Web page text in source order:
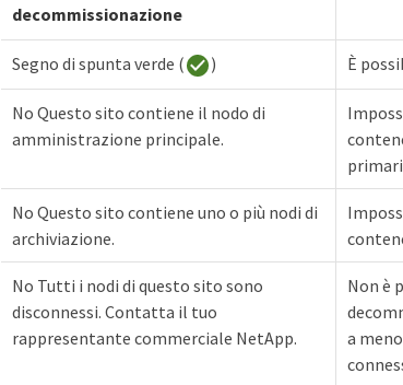
decommissionazione
Segno di spunta verde ( ) È
No Questo sito contiene il nodo di
amministrazione principale.
No Questo sito contiene uno o più nodi di
archiviazione.
No Tutti i nodi di questo sito sono
disconnessi. Contatta il tuo
rappresentante commerciale NetApp.
Non è
a